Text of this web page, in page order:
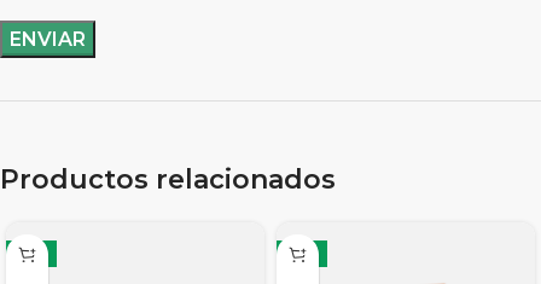
Productos relacionados
-11% -11%